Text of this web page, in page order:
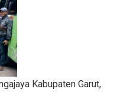
Kabupaten Garut,